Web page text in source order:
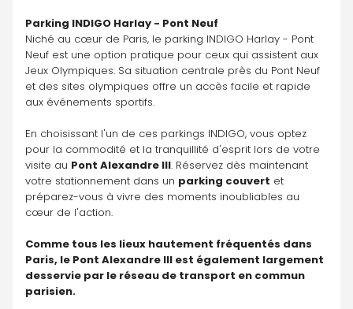
Parking INDIGO Harlay - Pont Neuf
Niché au cœur de Paris, le parking INDIGO Harlay - Pont
Neuf est une option pratique pour ceux qui assistent aux
Jeux Olympiques. Sa situation centrale près du Pont Neuf
et des sites olympiques offre un accès facile et rapide
aux événements sportifs.
En choisissant l'un de ces parkings INDIGO, vous optez
pour la commodité et la tranquillité d'esprit lors de votre
visite au Pont Alexandre III. Réservez dès maintenant
votre stationnement dans un parking couvert et
préparez-vous à vivre des moments inoubliables au
cœur de l'action.
Comme tous les lieux hautement fréquentés dans
Paris, le Pont Alexandre III est également largement
desservie par le réseau de transport en commun
parisien.